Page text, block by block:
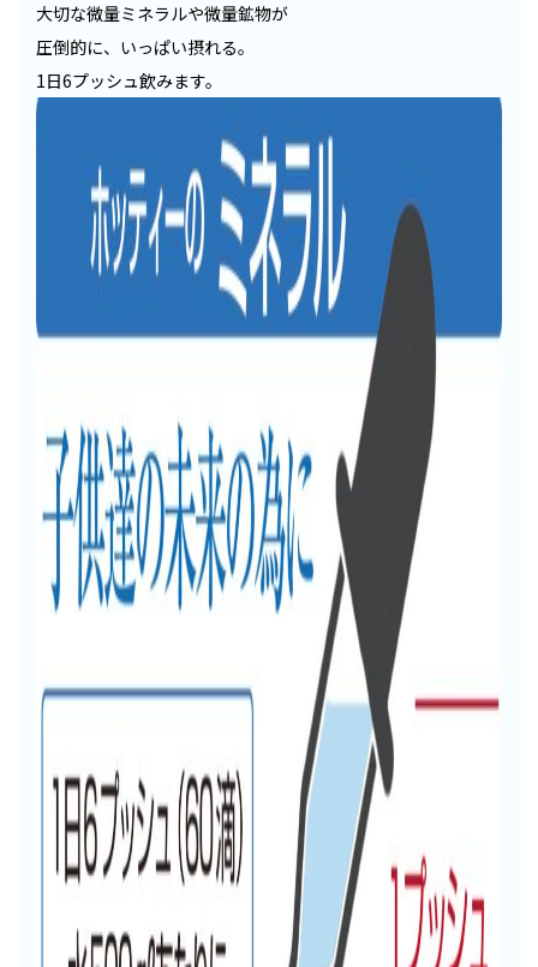
大切な微量ミネラルや微量鉱物が
圧倒的に、いっぱい摂れる。
1日6プッシュ飲みます。